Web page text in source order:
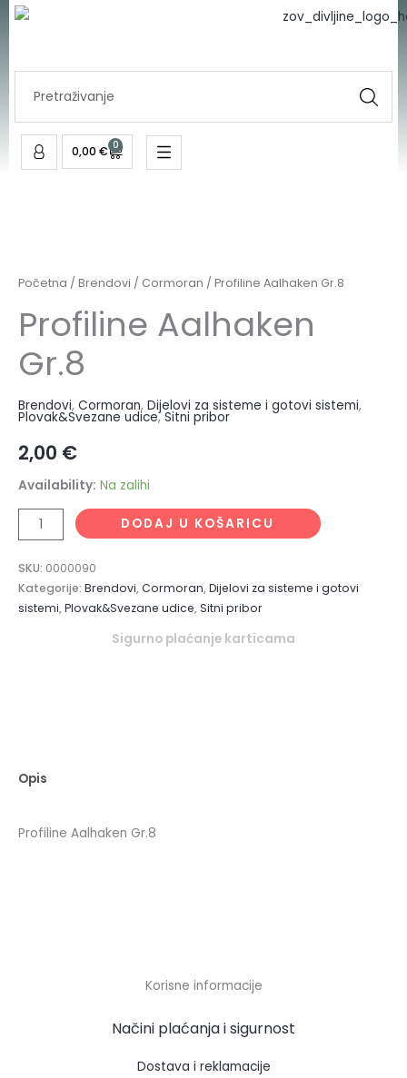
Skip
0,00 € 0
Cart
Početna / Brendovi / Cormoran / Profiline Aalhaken Gr.8
Profiline Aalhaken
Gr.8
Brendovi, Cormoran, Dijelovi za sisteme i gotovi sistemi,
Plovak&Svezane udice, Sitni pribor
2,00 €
Availability: Na zalihi
Gr.8
DODAJ U KOŠARICU
SKU: 0000090
Kategorije: Brendovi,Cormoran,Dijelovi za sisteme i gotovi
sistemi,Plovak&Svezane udice,Sitni pribor
Sigurno plaćanje karticama
Opis
Profiline Aalhaken Gr.8
Korisne informacije
Načini plaćanja i sigurnost
Dostava i reklamacije
količina